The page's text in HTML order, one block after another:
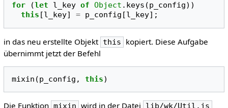
for (let l_key of Object . keys (p_config))
this [l_key] = p_config [l_key];
in das neu erstellte Objekt this
kopiert. Diese Aufgabe
übernimmt jetzt der Befehl
mixin (p_config , this)
Die Funktion wird in der Datei